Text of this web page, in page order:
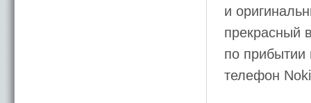
и
прекрасный
по прибытии
телефон